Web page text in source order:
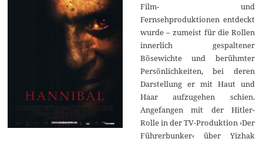
Film- und
Fernsehproduktionen entdeckt
wurde – zumeist für die Rollen
innerlich gespaltener
Bösewichte und berühmter
Persönlichkeiten, bei deren
Darstellung er mit Haut und
Haar aufzugehen schien.
Angefangen mit der Hitler-
Rolle in der TV-Produktion ›Der
Führerbunker‹ über Yizhak